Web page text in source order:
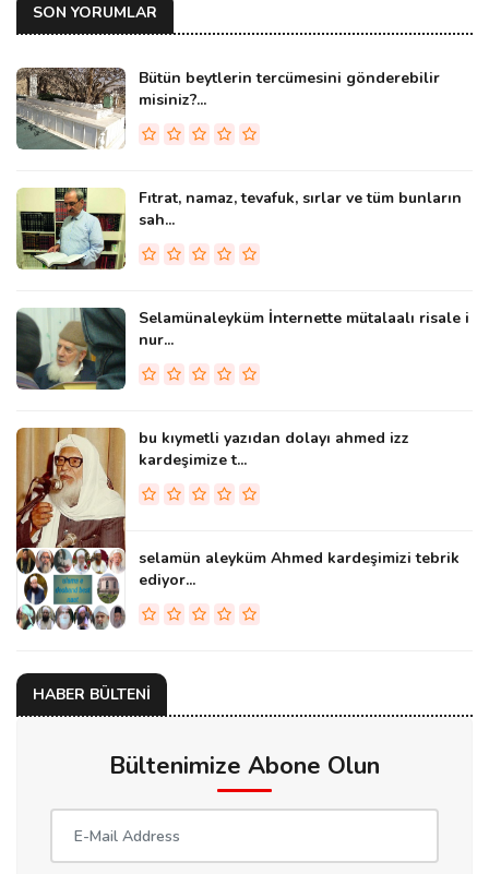
SON YORUMLAR
Bütün beytlerin tercümesini gönderebilir
misiniz?...
Fıtrat, namaz, tevafuk, sırlar ve tüm bunların
sah...
Selamünaleyküm İnternette mütalaalı risale i
nur...
bu kıymetli yazıdan dolayı ahmed izz
kardeşimize t...
selamün aleyküm Ahmed kardeşimizi tebrik
ediyor...
HABER BÜLTENİ
Bültenimize Abone Olun